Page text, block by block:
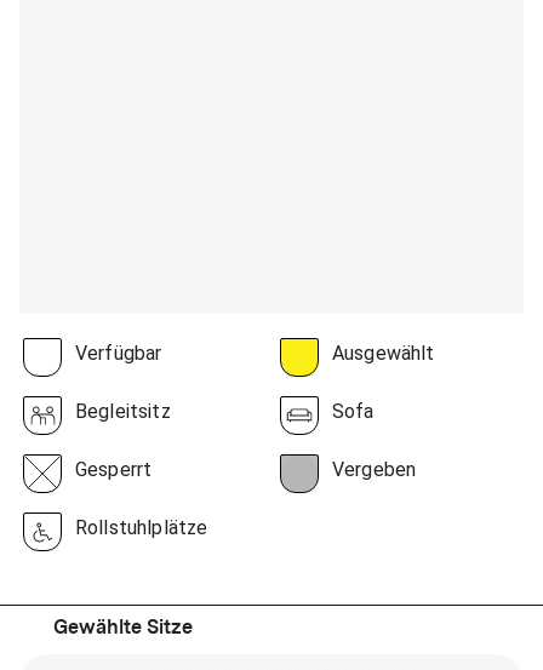
Verfügbar Ausgewählt
Begleitsitz Sofa
Gesperrt Vergeben
Rollstuhlplätze
Gewählte Sitze